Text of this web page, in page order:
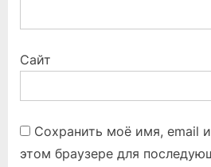
Сайт
Сохранить моё имя, email
этом браузере для